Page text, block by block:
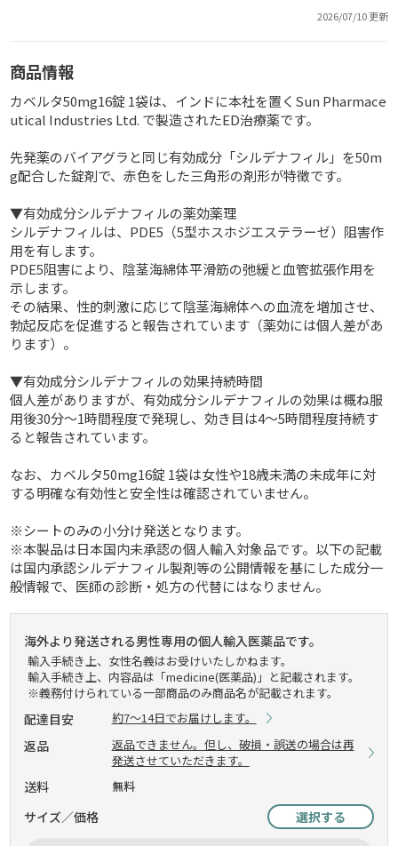
2026/07/10 更新
商品情報
カベルタ50mg16錠 1袋は、インドに本社を置くSun Pharmace
utical Industries Ltd. で製造されたED治療薬です。
先発薬のバイアグラと同じ有効成分「シルデナフィル」を50m
g配合した錠剤で、赤色をした三角形の剤形が特徴です。
▼有効成分シルデナフィルの薬効薬理
シルデナフィルは、PDE5（5型ホスホジエステラーゼ）阻害作
用を有します。
PDE5阻害により、陰茎海綿体平滑筋の弛緩と血管拡張作用を
示します。
その結果、性的刺激に応じて陰茎海綿体への血流を増加させ、
勃起反応を促進すると報告されています（薬効には個人差があ
ります）。
▼有効成分シルデナフィルの効果持続時間
個人差がありますが、有効成分シルデナフィルの効果は概ね服
用後30分～1時間程度で発現し、効き目は4～5時間程度持続す
ると報告されています。
なお、カベルタ50mg16錠 1袋は女性や18歳未満の未成年に対
する明確な有効性と安全性は確認されていません。
※シートのみの小分け発送となります。
※本製品は日本国内未承認の個人輸入対象品です。以下の記載
は国内承認シルデナフィル製剤等の公開情報を基にした成分一
般情報で、医師の診断・処方の代替にはなりません。
海外より発送される男性専用の個人輸入医薬品です。
輸入手続き上、女性名義はお受けいたしかねます。
輸入手続き上、内容品は「medicine(医薬品)」と記載されます。
※義務付けられている一部商品のみ商品名が記載されます。
配達目安 約7～14日でお届けします。
返品
返品できません。但し、破損・誤送の場合は再
発送させていただきます。
送料 無料
サイズ／価格 選択する